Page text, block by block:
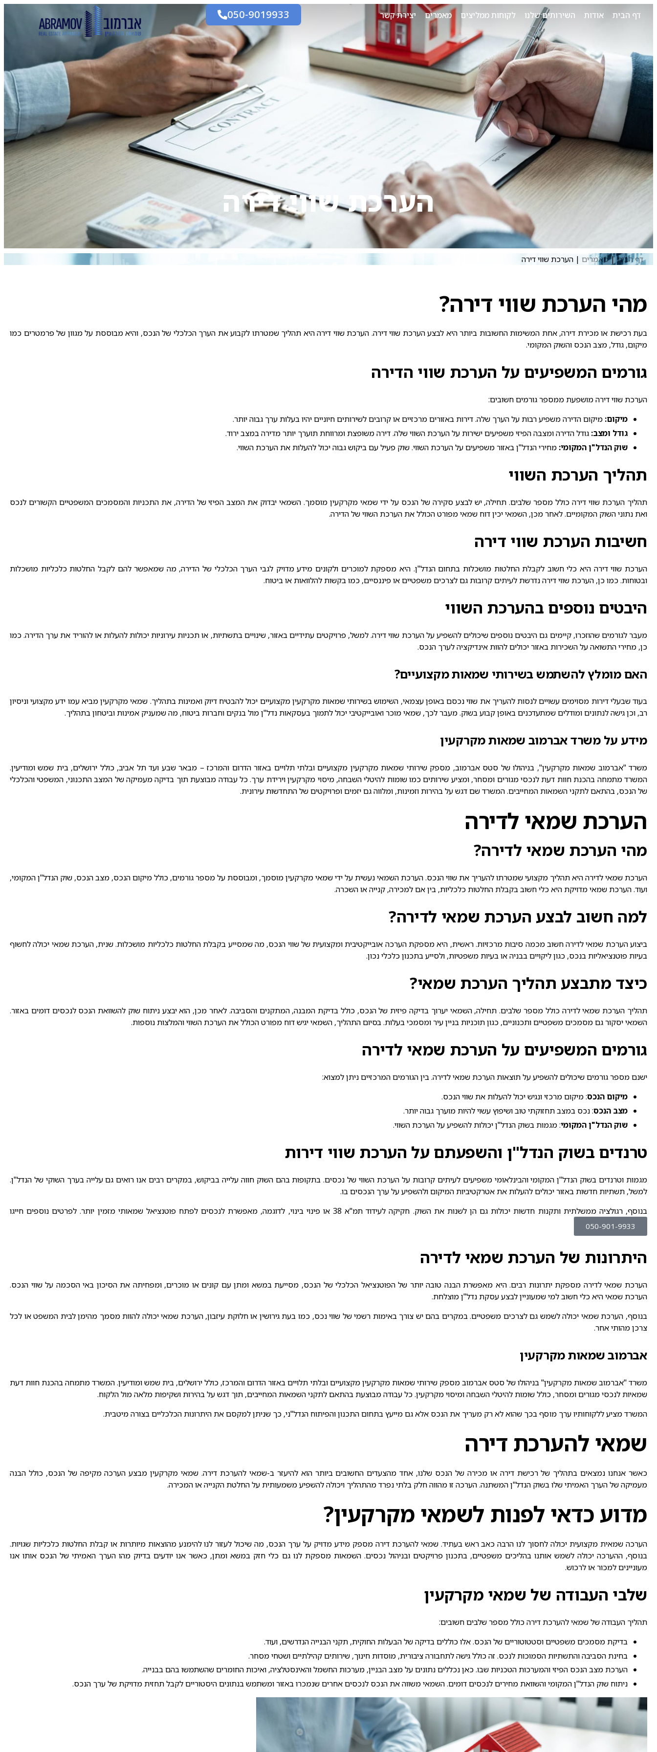
דף הבית אודות השירותים שלנו לקוחות ממליצים מאמרים יצירת קשר 050-9019933
הערכת שווי דירה
דף הבית|מאמרים | הערכת שווי דירה
מהי הערכת שווי דירה?
בעת רכישת או מכירת דירה, אחת המשימות החשובות ביותר היא לבצעהערכת שווי דירה. הערכת שווי דירה היא תהליך שמטרתו לקבוע את הערך הכלכלי של הנכס, והיא מבוססת על מגוון של פרמטרים כמו
מיקום, גודל, מצב הנכס והשוק המקומי.
גורמים המשפיעים על הערכת שווי הדירה
הערכת שווי דירה מושפעת ממספר גורמים חשובים:
מיקום: מיקום הדירה משפיע רבות על הערך שלה. דירות באזורים מרכזיים או קרובים לשירותים חיוניים יהיו בעלות ערך גבוה יותר.
גודל ומצב: גודל הדירה ומצבה הפיזי משפיעים ישירות על הערכת השווי שלה. דירה משופצת ומרווחת תוערך יותר מדירה במצב ירוד.
שוק הנדל"ן המקומי: מחירי הנדל"ן באזור משפיעים על הערכת השווי. שוק פעיל עם ביקוש גבוה יכול להעלות את הערכת השווי.
תהליך הערכת השווי
תהליך הערכת שווי דירהכולל מספר שלבים. תחילה, יש לבצע סקירה של הנכס על ידי שמאי מקרקעין מוסמך. השמאי יבדוק את המצב הפיזי של הדירה, את התכניות והמסמכים המשפטיים הקשורים לנכס
ואת נתוני השוק המקומיים. לאחר מכן, השמאי יכין דוח שמאי מפורט הכולל את הערכת השווי של הדירה.
חשיבות הערכת שווי דירה
הערכת שווי דירה היא כלי חשוב לקבלת החלטות מושכלות בתחום הנדל"ן. היא מספקת למוכרים ולקונים מידע מדויק לגבי הערך הכלכלי של הדירה, מה שמאפשר להם לקבל החלטות כלכליות מושכלות
ובטוחות. כמו כן, הערכת שווי דירה נדרשת לעיתים קרובות גם לצרכים משפטיים או פיננסיים, כמו בקשות להלוואות או ביטוח.
היבטים נוספים בהערכת השווי
מעבר לגורמים שהוזכרו, קיימים גם היבטים נוספים שיכולים להשפיע עלהערכת שווי דירה. למשל, פרויקטים עתידיים באזור, שינויים בתשתיות, או תכניות עירוניות יכולות להעלות או להוריד את ערך הדירה. כמו
כן, מחירי התשואה על השכירות באזור יכולים להוות אינדיקציה לערך הנכס.
האם מומלץ להשתמש בשירותי שמאות מקצועיים?
בעוד שבעלי דירות מסוימים עשויים לנסות להעריך את שווי נכסם באופן עצמאי, השימוש בשירותי שמאות מקרקעין מקצועיים יכול להבטיח דיוק ואמינות בתהליך. שמאי מקרקעין מביא עמו ידע מקצועי וניסיון
רב, וכן גישה לנתונים ומודלים שמתעדכנים באופן קבוע בשוק. מעבר לכך, שמאי מוכר ואובייקטיבי יכול לתמוך בעסקאות נדל"ן מול בנקים וחברות ביטוח, מה שמעניק אמינות וביטחון בתהליך.
מידע על משרד אברמוב שמאות מקרקעין
משרד "אברמוב שמאות מקרקעין", בניהולו של סטס אברמוב, מספק שירותי שמאות מקרקעין מקצועיים ובלתי תלויים באזור הדרום והמרכז – מבאר שבע ועד תל אביב, כולל ירושלים, בית שמש ומודיעין.
המשרד מתמחה בהכנת חוות דעת לנכסי מגורים ומסחר, ומציע שירותים כמו שומות להיטלי השבחה, מיסוי מקרקעין וירידת ערך. כל עבודה מבוצעת תוך בדיקה מעמיקה של המצב התכנוני, המשפטי והכלכלי
של הנכס, בהתאם לתקני השמאות המחייבים. המשרד שם דגש על בהירות וזמינות, ומלווה גם יזמים ופרויקטים של התחדשות עירונית.
הערכת שמאי לדירה
מהי הערכת שמאי לדירה?
הערכת שמאי לדירההיא תהליך מקצועי שמטרתו להעריך את שווי הנכס. הערכת השמאי נעשית על ידי שמאי מקרקעין מוסמך, ומבוססת על מספר גורמים, כולל מיקום הנכס, מצב הנכס, שוק הנדל"ן המקומי,
ועוד. הערכת שמאי מדויקת היא כלי חשוב בקבלת החלטות כלכליות, בין אם למכירה, קנייה או השכרה.
למה חשוב לבצע הערכת שמאי לדירה?
ביצועהערכת שמאי לדירהחשוב מכמה סיבות מרכזיות. ראשית, היא מספקת הערכה אובייקטיבית ומקצועית של שווי הנכס, מה שמסייע בקבלת החלטות כלכליות מושכלות. שנית, הערכת שמאי יכולה לחשוף
בעיות פוטנציאליות בנכס, כגון ליקויים בבניה או בעיות משפטיות, ולסייע בתכנון כלכלי נכון.
כיצד מתבצע תהליך הערכת שמאי?
תהליך הערכת שמאי לדירה כולל מספר שלבים. תחילה, השמאי יערוך בדיקה פיזית של הנכס, כולל בדיקת המבנה, המתקנים והסביבה. לאחר מכן, הוא יבצע ניתוח שוק להשוואת הנכס לנכסים דומים באזור.
השמאי יסקור גם מסמכים משפטיים ותכנוניים, כגון תוכניות בניין עיר ומסמכי בעלות. בסיום התהליך, השמאי יגיש דוח מפורט הכולל את הערכת השווי והמלצות נוספות.
גורמים המשפיעים על הערכת שמאי לדירה
ישנם מספר גורמים שיכולים להשפיע על תוצאות הערכת שמאי לדירה. בין הגורמים המרכזיים ניתן למצוא:
מיקום הנכס: מיקום מרכזי ונגיש יכול להעלות את שווי הנכס.
מצב הנכס: נכס במצב תחזוקתי טוב ושיפוץ עשוי להיות מוערך גבוה יותר.
שוק הנדל"ן המקומי: מגמות בשוק הנדל"ן יכולות להשפיע על הערכת השווי.
טרנדים בשוק הנדל"ן והשפעתם על הערכת שווי דירות
מגמות וטרנדים בשוק הנדל"ן המקומי והבינלאומי משפיעים לעיתים קרובות על הערכת השווי של נכסים. בתקופות בהם השוק חווה עלייה בביקוש, במקרים רבים אנו רואים גם עלייה בערך השוקי של הנדל"ן.
למשל, תשתיות חדשות באזור יכולים להעלות את אטרקטיביות המיקום ולהשפיע על ערך הנכסים בו.
בנוסף, רגולציה ממשלתית ותקנות חדשות יכולות גם הן לשנות את השוק. חקיקה לעידוד תמ"א 38 או פינוי בינוי, לדוגמה, מאפשרת לנכסים לפתח פוטנציאל שמאותי מזמין יותר. לפרטים נוספים חייגו
050-901-9933
היתרונות של הערכת שמאי לדירה
הערכת שמאי לדירה מספקת יתרונות רבים. היא מאפשרת הבנה טובה יותר של הפוטנציאל הכלכלי של הנכס, מסייעת במשא ומתן עם קונים או מוכרים, ומפחיתה את הסיכון באי הסכמה על שווי הנכס.
הערכת שמאי היא כלי חשוב למי שמעוניין לבצע עסקת נדל"ן מוצלחת.
בנוסף, הערכת שמאי יכולה לשמש גם לצרכים משפטיים. במקרים בהם יש צורך באימות רשמי של שווי נכס, כמו בעת גירושין או חלוקת עיזבון, הערכת שמאי יכולה להוות מסמך מהימן לבית המשפט או לכל
צרכן מהותי אחר.
אברמוב שמאות מקרקעין
משרד "אברמוב שמאות מקרקעין" בניהולו של סטס אברמוב מספק שירותי שמאות מקרקעין מקצועיים ובלתי תלויים באזור הדרום והמרכז, כולל ירושלים, בית שמש ומודיעין. המשרד מתמחה בהכנת חוות דעת
שמאיות לנכסי מגורים ומסחר, כולל שומות להיטלי השבחה ומיסוי מקרקעין. כל עבודה מבוצעת בהתאם לתקני השמאות המחייבים, תוך דגש על בהירות ושקיפות מלאה מול הלקוח.
המשרד מציע ללקוחותיו ערך מוסף בכך שהוא לא רק מעריך את הנכס אלא גם מייעץ בתחום התכנון והפיתוח הנדל"ני, כך שניתן למקסם את היתרונות הכלכליים בצורה מיטבית.
שמאי להערכת דירה
כאשר אנחנו נמצאים בתהליך של רכישת דירה או מכירה של הנכס שלנו, אחד מהצעדים החשובים ביותר הוא להיעזר ב-שמאי להערכת דירה. שמאי מקרקעין מבצע הערכה מקיפה של הנכס, כולל הבנה
מעמיקה של הערך האמיתי שלו בשוק הנדל"ן המשתנה. הערכה זו מהווה חלק בלתי נפרד מהתהליך ויכולה להשפיע משמעותית על החלטת הקנייה או המכירה.
מדוע כדאי לפנות לשמאי מקרקעין?
הערכה שמאית מקצועית יכולה לחסוך לנו הרבה כאב ראש בעתיד.שמאי להערכת דירה מספק מידע מדויק על ערך הנכס, מה שיכול לעזור לנו להימנע מהוצאות מיותרות או קבלת החלטות כלכליות שגויות.
בנוסף, ההערכה יכולה לשמש אותנו בהליכים משפטיים, בתכנון פרויקטים ובניהול נכסים. השמאות מספקת לנו גם כלי חזק במשא ומתן, כאשר אנו יודעים בדיוק מהו הערך האמיתי של הנכס אותו אנו
מעוניינים למכור או לרכוש.
שלבי העבודה של שמאי מקרקעין
תהליך העבודה שלשמאי להערכת דירהכולל מספר שלבים חשובים:
בדיקת מסמכים משפטיים וסטטוטוריים של הנכס. אלו כוללים בדיקה של הבעלות החוקית, תקני הבנייה הנדרשים, ועוד.
בחינת הסביבה והתשתיות הסמוכות לנכס. זה כולל גישה לתחבורה ציבורית, מוסדות חינוך, שירותים קהילתיים ושטחי מסחר.
הערכת מצב הנכס הפיזי והמערכות הטכניות שבו. כאן נכללים נתונים על מצב הבניין, מערכות החשמל והאינסטלציה, ואיכות החומרים שהשתמשו בהם בבנייה.
ניתוח שוק הנדל"ן המקומי והשוואת מחירים לנכסים דומים. השמאי משווה את הנכס לנכסים אחרים שנמכרו באזור ומשתמש בנתונים היסטוריים לקבל תחזית מדויקת של ערך הנכס.